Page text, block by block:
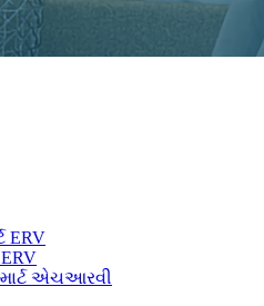
ERV
એચઆરવી